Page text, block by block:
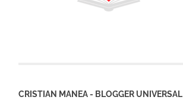
CRISTIAN MANEA - BLOGGER UNIVERSAL